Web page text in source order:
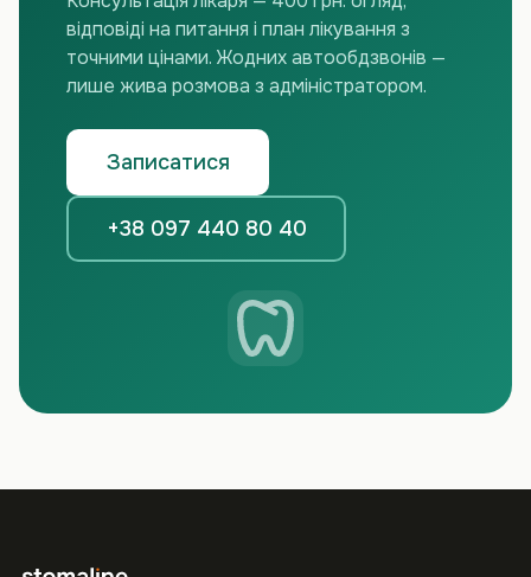
відповіді на питання і план лікування з
точними цінами. Жодних автообдзвонів —
лише жива розмова з адміністратором.
Записатися
+38 097 440 80 40